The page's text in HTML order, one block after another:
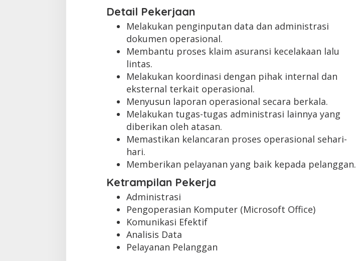
Detail Pekerjaan
Melakukan penginputan data dan administrasi
dokumen operasional.
Membantu proses klaim asuransi kecelakaan lalu
lintas.
Melakukan koordinasi dengan pihak internal dan
eksternal terkait operasional.
Menyusun laporan operasional secara berkala.
Melakukan tugas-tugas administrasi lainnya yang
diberikan oleh atasan.
Memastikan kelancaran proses operasional sehari-
hari.
Memberikan pelayanan yang baik kepada pelanggan.
Ketrampilan Pekerja
Administrasi
Pengoperasian Komputer (Microsoft Office)
Komunikasi Efektif
Analisis Data
Pelayanan Pelanggan